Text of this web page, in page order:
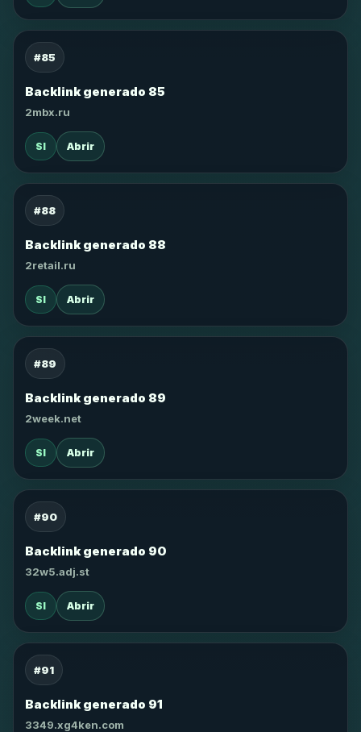
#85
Backlink generado 85
2mbx.ru
SI Abrir
#88
Backlink generado 88
2retail.ru
SI Abrir
#89
Backlink generado 89
2week.net
SI Abrir
#90
Backlink generado 90
32w5.adj.st
SI Abrir
#91
Backlink generado 91
3349.xg4ken.com